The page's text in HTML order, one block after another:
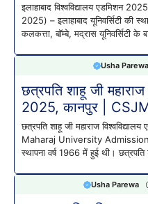
इलाहाबाद विश्वविद्यालय
2025) – इलाहाबाद यूनिवर्सिटी की
कलकत्ता, बॉम्बे, मद्रास यूनिवर्सिटी के
Usha Parewa
छत्रपति शाहू जी महाराज
2025, कानपुर |
छत्रपति शाहू जी महाराज
Maharaj University Admission)-
स्थापना वर्ष 1966 में हुई थी।
Usha Parewa